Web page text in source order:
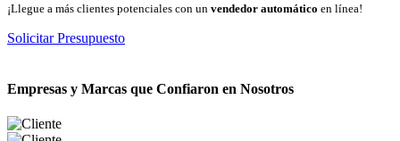
¡Llegue a más clientes potenciales con un vendedor automático en línea!
Solicitar Presupuesto
Empresas y Marcas que Confiaron en Nosotros